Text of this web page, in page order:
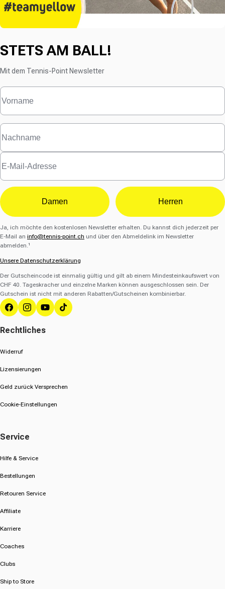
STETS AM BALL!
Mit dem Tennis-Point Newsletter
Damen Herren
Ja, ich möchte den kostenlosen Newsletter erhalten. Du kannst dich jederzeit per
E-Mail an info@tennis-point.ch und über den Abmeldelink im Newsletter
abmelden.¹
Unsere Datenschutzerklärung
Der Gutscheincode ist einmalig gültig und gilt ab einem Mindesteinkaufswert von
CHF 40. Tageskracher und einzelne Marken können ausgeschlossen sein. Der
Gutschein ist nicht mit anderen Rabatten/Gutscheinen kombinierbar.
FacebookInstagram
YouTubeTikTok
Rechtliches
Widerruf
Lizensierungen
Geld zurück Versprechen
Cookie-Einstellungen
Service
Hilfe & Service
Bestellungen
Retouren Service
Affiliate
Karriere
Coaches
Clubs
Ship to Store